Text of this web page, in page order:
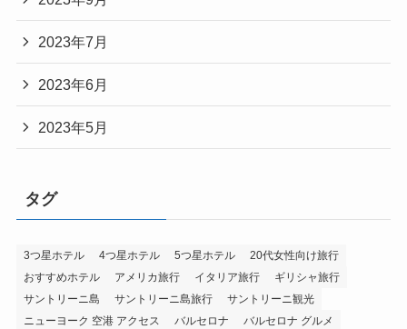
2023年7月
2023年6月
2023年5月
タグ
3つ星ホテル 4つ星ホテル 5つ星ホテル
20代女性向け旅行
おすすめホテル
アメリカ旅行 イタリア旅行
ギリシャ旅行
サントリーニ島
サントリーニ島旅行
サントリーニ観光
ニューヨーク 空港 アクセス
バルセロナ
バルセロナ グルメ